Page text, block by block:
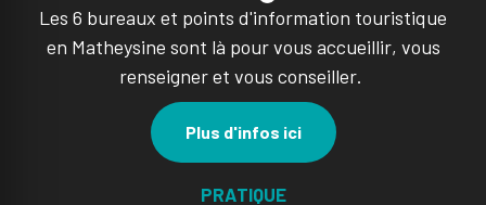
Les 6 bureaux et points d'information touristique
en Matheysine sont là pour vous accueillir, vous
renseigner et vous conseiller.
Plus d'infos ici
PRATIQUE